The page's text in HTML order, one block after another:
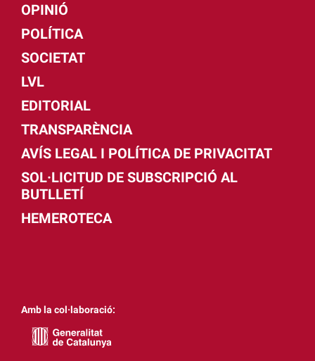
OPINIÓ
POLÍTICA
SOCIETAT
LVL
EDITORIAL
TRANSPARÈNCIA
AVÍS LEGAL I POLÍTICA DE PRIVACITAT
SOL·LICITUD DE SUBSCRIPCIÓ AL
BUTLLETÍ
HEMEROTECA
Amb la col·laboració: